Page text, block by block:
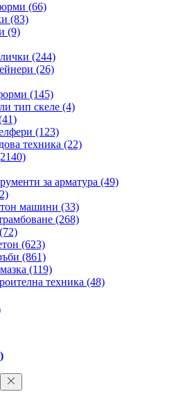
(66)
(83)
(9)
(244)
(26)
(145)
тип скеле (4)
(123)
техника (22)
за арматура (49)
машини (33)
(268)
(72)
(623)
(861)
(119)
техника (48)